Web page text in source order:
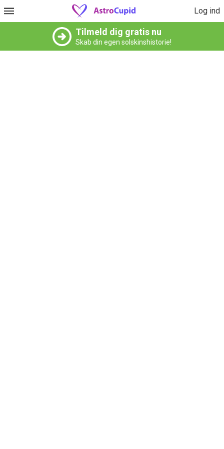
Log ind
Tilmeld dig gratis nu
Skab din egen solskinshistorie!